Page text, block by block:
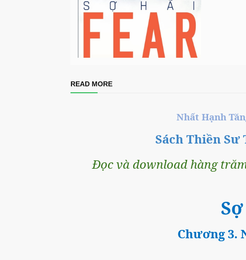
READ MORE
Nhất Hạnh
Sách Thiền
Đọc và download hàng
Chương 3.